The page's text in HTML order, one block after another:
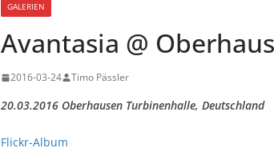
GALERIEN
Avantasia @
2016-03-24 Timo Pässler
20.03.2016 Oberhausen Turbinenhalle, Deutschland
Flickr-Album